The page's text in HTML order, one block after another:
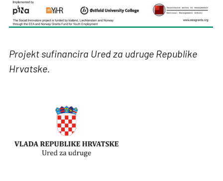
Projekt sufinancira Ured za udruge Republike
Hrvatske.